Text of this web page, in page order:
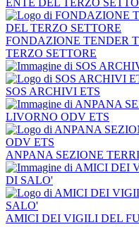
FONDAZIONE TENDER
TERZO SETTORE
SOS ARCHIVI ETS
ANPANA SEZIONE
AMICI DEI VIGILI DEL